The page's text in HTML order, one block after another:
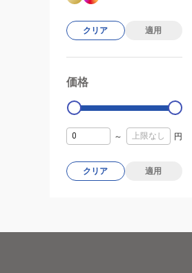
クリア 適用
価格
0
～ 円
クリア 適用